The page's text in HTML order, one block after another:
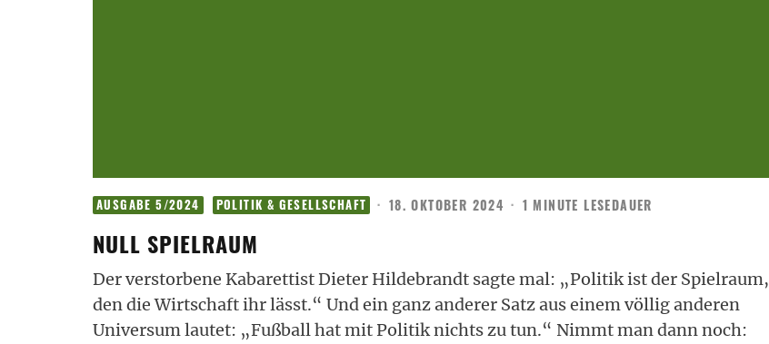
AUSGABE 5/2024 POLITIK & GESELLSCHAFT · 18. OKTOBER 2024 · 1 MINUTE LESEDAUER
NULL SPIELRAUM
Der verstorbene Kabarettist Dieter Hildebrandt sagte mal: „Politik ist der Spielraum,
den die Wirtschaft ihr lässt.“ Und ein ganz anderer Satz aus einem völlig anderen
Universum lautet: „Fußball hat mit Politik nichts zu tun.“ Nimmt man dann noch: